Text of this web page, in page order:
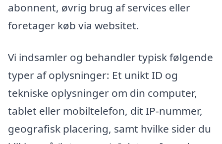
abonnent, øvrig brug af services eller
foretager køb via websitet.
Vi indsamler og behandler typisk følgende
typer af oplysninger: Et unikt ID og
tekniske oplysninger om din computer,
tablet eller mobiltelefon, dit IP-nummer,
geografisk placering, samt hvilke sider du